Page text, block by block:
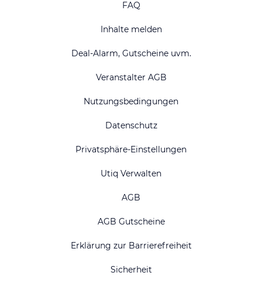
FAQ
Inhalte melden
Deal-Alarm, Gutscheine uvm.
Veranstalter AGB
Nutzungsbedingungen
Datenschutz
Privatsphäre-Einstellungen
Utiq Verwalten
AGB
AGB Gutscheine
Erklärung zur Barrierefreiheit
Sicherheit